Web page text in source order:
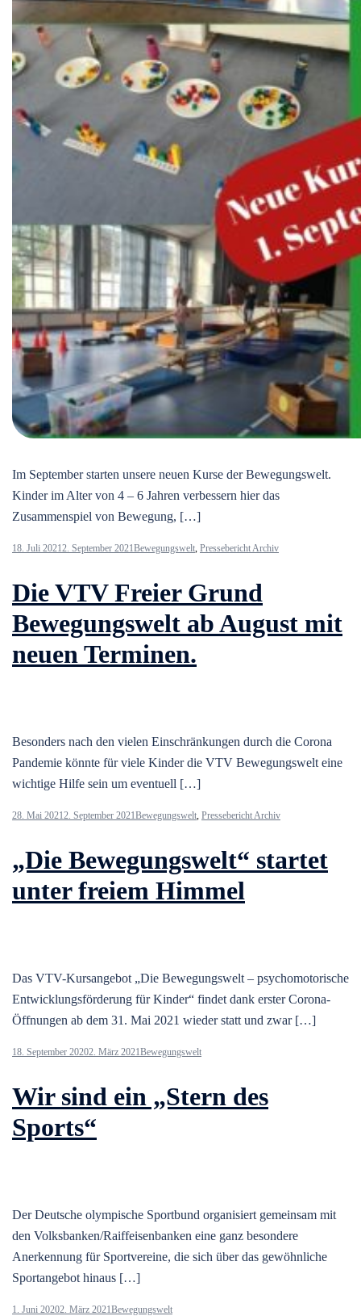
Im September starten unsere neuen Kurse der Bewegungswelt.
Kinder im Alter von 4 – 6 Jahren verbessern hier das
Zusammenspiel von Bewegung, […]
18. Juli 20212. September 2021Bewegungswelt Pressebericht Archiv
Die VTV Freier Grund
Bewegungswelt ab August mit
neuen Terminen.
Besonders nach den vielen Einschränkungen durch die Corona
Pandemie könnte für viele Kinder die VTV Bewegungswelt eine
wichtige Hilfe sein um eventuell […]
28. Mai 20212. September 2021Bewegungswelt Pressebericht Archiv
„Die Bewegungswelt“ startet
unter freiem Himmel
Das VTV-Kursangebot „Die Bewegungswelt – psychomotorische
Entwicklungsförderung für Kinder“ findet dank erster Corona-
Öffnungen ab dem 31. Mai 2021 wieder statt und zwar […]
18. September 20202. März 2021Bewegungswelt
Wir sind ein „Stern des
Sports“
Der Deutsche olympische Sportbund organisiert gemeinsam mit
den Volksbanken/Raiffeisenbanken eine ganz besondere
Anerkennung für Sportvereine, die sich über das gewöhnliche
Sportangebot hinaus […]
1. Juni 20202. März 2021Bewegungswelt